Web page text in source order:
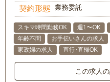
契約形態 業務委託
スキマ時間勤務OK 週1〜OK
年齢不問
お手伝いさんの求人
家政婦の求人
直行･直帰OK
この求人